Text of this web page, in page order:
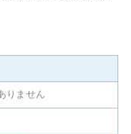
りません